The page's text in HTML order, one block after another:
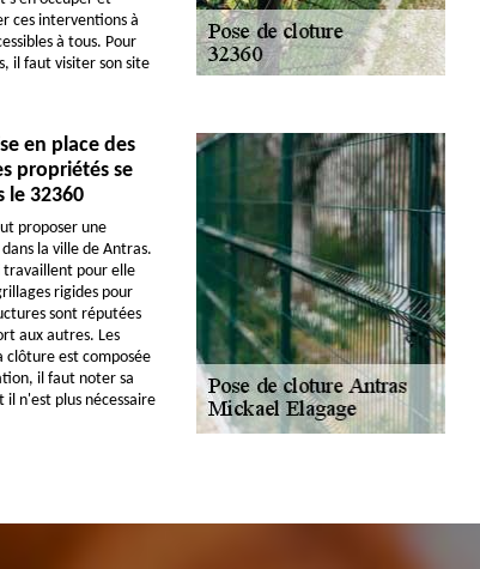
ces interventions à
à tous. Pour
il faut visiter son site
en place des
propriétés se
le 32360
proposer une
la ville de Antras.
travaillent pour elle
rigides pour
sont réputées
aux autres. Les
clôture est composée
il faut noter sa
n'est plus nécessaire